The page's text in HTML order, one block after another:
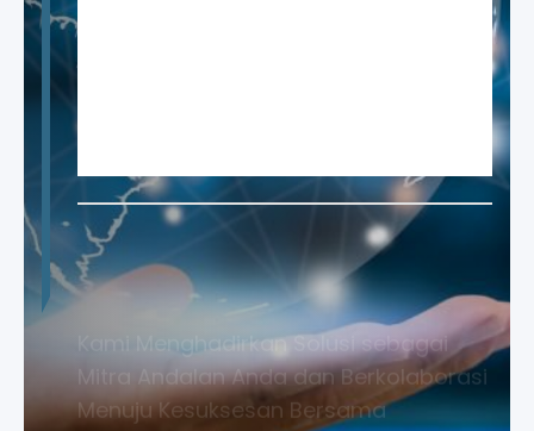
Kami Menghadirkan Solusi sebagai
Mitra Andalan Anda dan Berkolaborasi
Menuju Kesuksesan Bersama